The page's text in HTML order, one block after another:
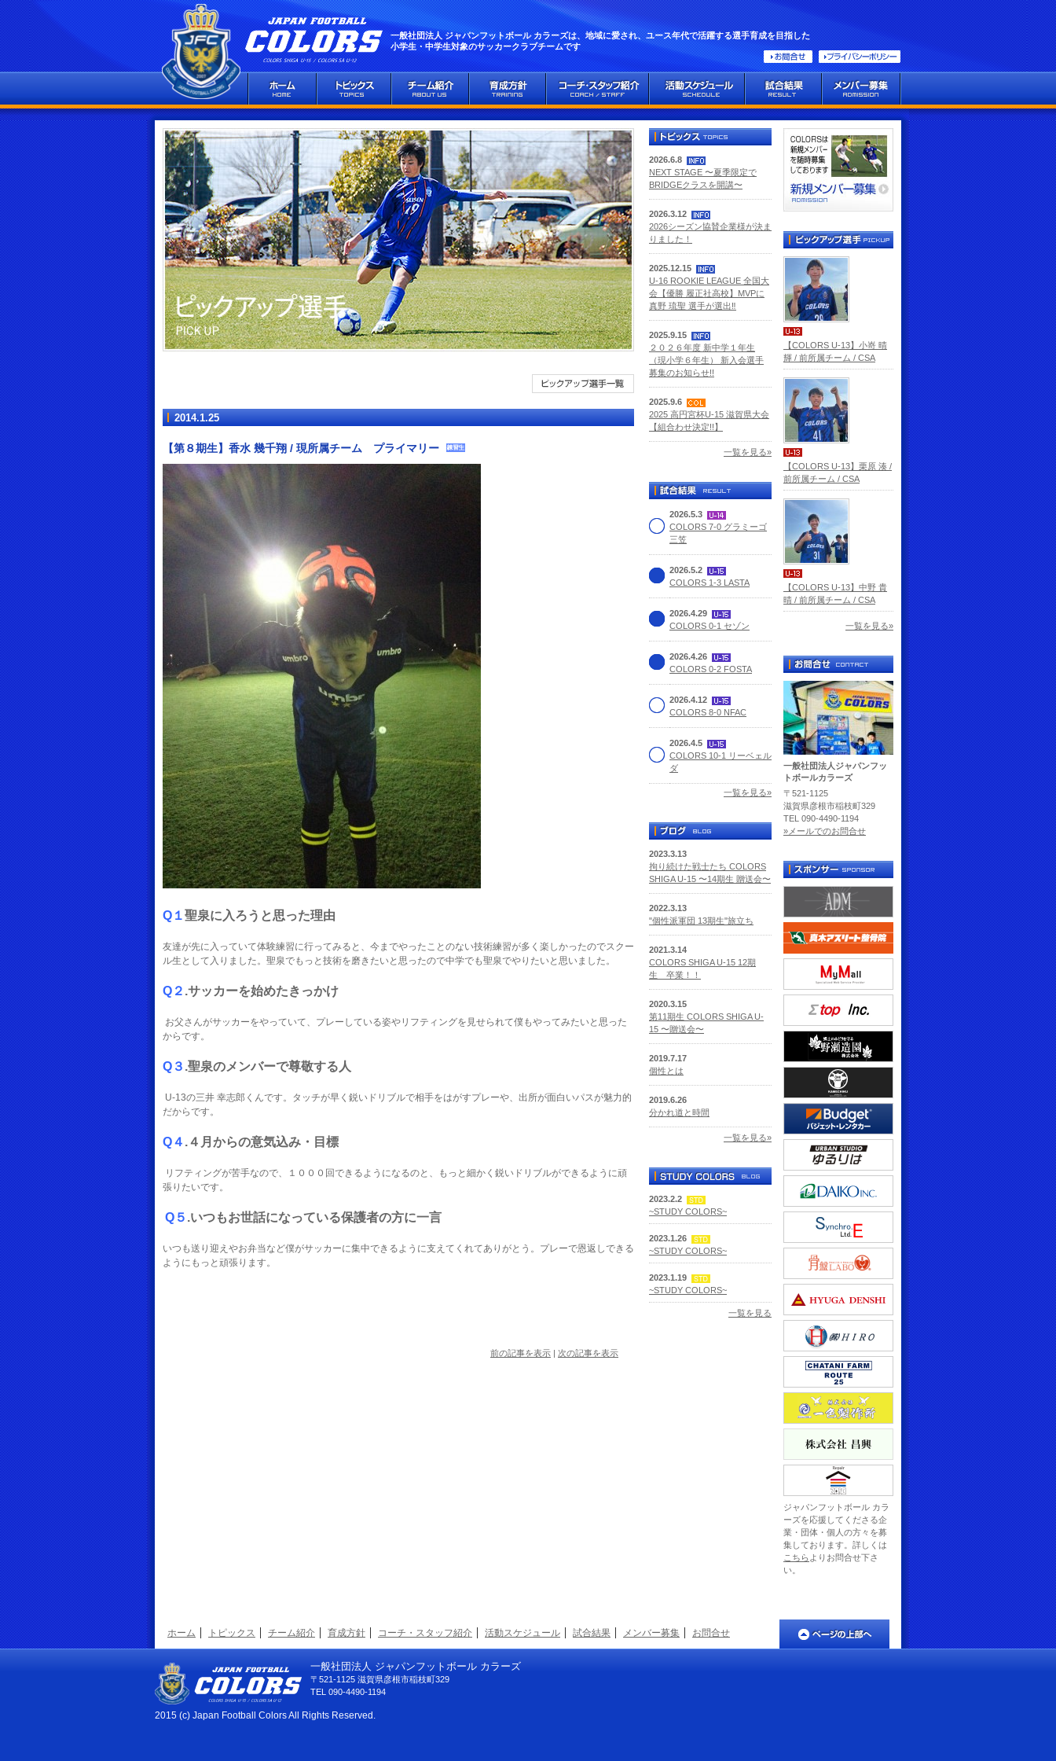
一般社団法人 ジャパンフットボール カラーズは、地域に愛され、ユース年代で活躍する選手育成を目指した
小学生・中学生対象のサッカークラブチームです
2014.1.25
【第８期生】香水 幾千翔 / 現所属チーム プライマリー
Q１聖泉に入ろうと思った理由
友達が先に入っていて体験練習に行ってみると、今までやったことのない技術練習が多く楽しかったのでスクー
ル生として入りました。聖泉でもっと技術を磨きたいと思ったので中学でも聖泉でやりたいと思いました。
Q２ .サッカーを始めたきっかけ
お父さんがサッカーをやっていて、プレーしている姿やリフティングを見せられて僕もやってみたいと思った
からです。
Q３ .聖泉のメンバーで尊敬する人
U-13の三井 幸志郎くんです。タッチが早く鋭いドリブルで相手をはがすプレーや、出所が面白いパスが魅力的
だからです。
Q４ .４月からの意気込み・目標
リフティングが苦手なので、１０００回できるようになるのと、もっと細かく鋭いドリブルができるように頑
張りたいです。
Q５ .いつもお世話になっている保護者の方に一言
いつも送り迎えやお弁当など僕がサッカーに集中できるように支えてくれてありがとう。プレーで恩返しできる
ようにもっと頑張ります。
前の記事を表示 | 次の記事を表示
2026.6.8
NEXT STAGE 〜夏季限定で
BRIDGEクラスを開講〜
2026.3.12
2026シーズン協賛企業様が決ま
りました！
2025.12.15
U-16 ROOKIE LEAGUE 全国大
会【優勝 履正社高校】MVPに
真野 琉聖 選手が選出‼️
2025.9.15
２０２６年度 新中学１年生
（現小学６年生） 新入会選手
募集のお知らせ!!
2025.9.6
2025 高円宮杯U-15 滋賀県大会
【組合わせ決定!!】
一覧を見る»
2026.5.3
COLORS 7-0 グラミーゴ
三笠
2026.5.2
COLORS 1-3 LASTA
2026.4.29
COLORS 0-1 セゾン
2026.4.26
COLORS 0-2 FOSTA
2026.4.12
COLORS 8-0 NFAC
2026.4.5
COLORS 10-1 リーベェル
ダ
一覧を見る»
2023.3.13
拘り続けた戦士たち COLORS
SHIGA U-15 〜14期生 贈送会〜
2022.3.13
"個性派軍団 13期生"旅立ち
2021.3.14
COLORS SHIGA U-15 12期
生 卒業！！
2020.3.15
第11期生 COLORS SHIGA U-
15 〜贈送会〜
2019.7.17
個性とは
2019.6.26
分かれ道と時間
一覧を見る»
2023.2.2
~STUDY COLORS~
2023.1.26
~STUDY COLORS~
2023.1.19
~STUDY COLORS~
一覧を見る
【COLORS U-13】小嵜 晴
輝 / 前所属チーム / CSA
【COLORS U-13】栗原 湊 /
前所属チーム / CSA
【COLORS U-13】中野 貴
晴 / 前所属チーム / CSA
一覧を見る»
一般社団法人ジャパンフッ
トボールカラーズ
〒521-1125
滋賀県彦根市稲枝町329
TEL 090-4490-1194
»メールでのお問合せ
ジャパンフットボール カラ
ーズを応援してくださる企
業・団体・個人の方々を募
集しております。詳しくは
こちら よりお問合せ下さ
い。
ホーム トピックス チーム紹介 育成方針 コーチ・スタッフ紹介 活動スケジュール 試合結果 メンバー募集 お問合せ
一般社団法人 ジャパンフットボール カラーズ
〒521-1125 滋賀県彦根市稲枝町329
TEL 090-4490-1194
2015 (c) Japan Football Colors All Rights Reserved.